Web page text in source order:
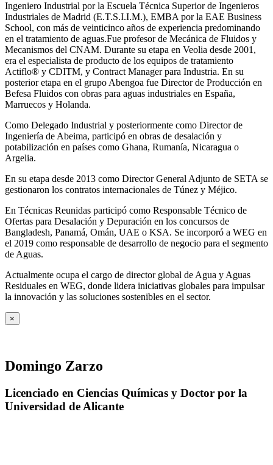
Ingeniero Industrial por la Escuela Técnica Superior de Ingenieros
Industriales de Madrid (E.T.S.I.I.M.), EMBA por la EAE Business
School, con más de veinticinco años de experiencia predominando
en el tratamiento de aguas.Fue profesor de Mecánica de Fluidos y
Mecanismos del CNAM. Durante su etapa en Veolia desde 2001,
era el especialista de producto de los equipos de tratamiento
Actiflo® y CDITM, y Contract Manager para Industria. En su
posterior etapa en el grupo Abengoa fue Director de Producción en
Befesa Fluidos con obras para aguas industriales en España,
Marruecos y Holanda.
Como Delegado Industrial y posteriormente como Director de
Ingeniería de Abeima, participó en obras de desalación y
potabilización en países como Ghana, Rumanía, Nicaragua o
Argelia.
En su etapa desde 2013 como Director General Adjunto de SETA se
gestionaron los contratos internacionales de Túnez y Méjico.
En Técnicas Reunidas participó como Responsable Técnico de
Ofertas para Desalación y Depuración en los concursos de
Bangladesh, Panamá, Omán, UAE o KSA. Se incorporó a WEG en
el 2019 como responsable de desarrollo de negocio para el segmento
de Aguas.
Actualmente ocupa el cargo de director global de Agua y Aguas
Residuales en WEG, donde lidera iniciativas globales para impulsar
la innovación y las soluciones sostenibles en el sector.
×
Domingo Zarzo
Licenciado en Ciencias Químicas y Doctor por la
Universidad de Alicante